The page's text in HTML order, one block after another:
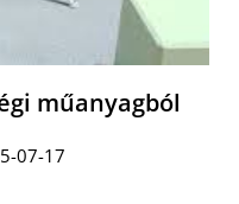
műanyagból
07-17